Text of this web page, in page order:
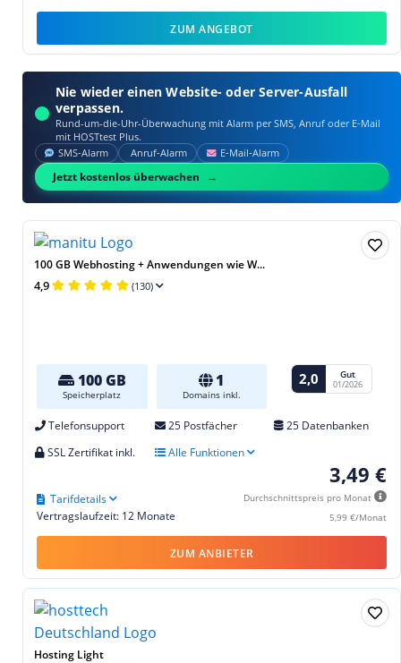
ZUM ANGEBOT
Nie wieder einen Website- oder Server-Ausfall
verpassen.
Rund-um-die-Uhr-Überwachung mit Alarm per SMS, Anruf oder E‑Mail
mit HOSTtest Plus.
SMS‑Alarm Anruf‑Alarm E‑Mail‑Alarm
Jetzt kostenlos überwachen
100 GB Webhosting + Anwendungen wie W...
4,9 (130)
100 GB
Speicherplatz
1
Domains inkl.
2,0 Gut
01/2026
Telefonsupport 25 Postfächer
25 Datenbanken
SSL Zertifikat inkl.
Alle Funktionen
3,49 €
Durchschnittspreis pro Monat
5,99 €/Monat
Vertragslaufzeit: 12 Monate
Tarifdetails
ZUM ANBIETER
Hosting Light